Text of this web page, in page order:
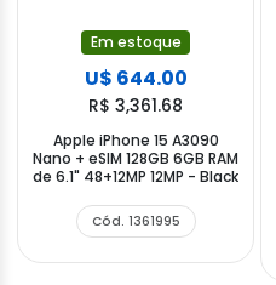
Em estoque
U$ 644.00
R$ 3,361.68
Apple iPhone 15 A3090
Nano + eSIM 128GB 6GB RAM
de 6.1" 48+12MP 12MP - Black
Cód. 1361995